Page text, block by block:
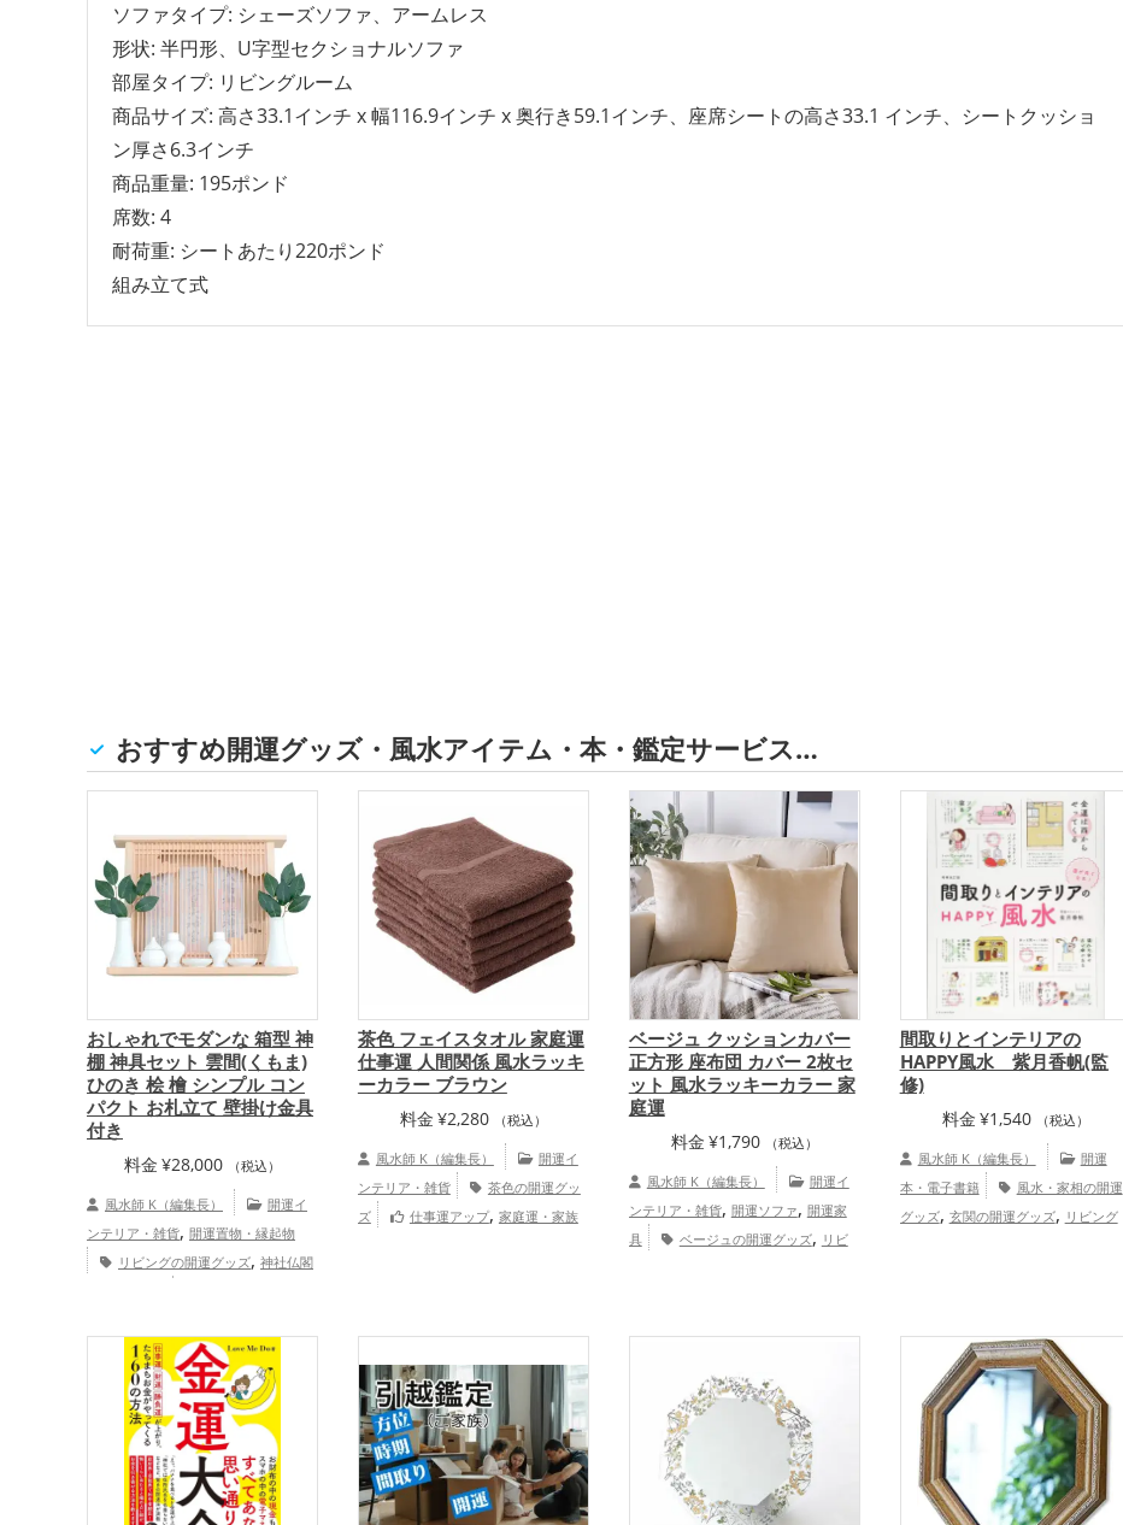
ソファタイプ: シェーズソファ、アームレス
形状: 半円形、U字型セクショナルソファ
部屋タイプ: リビングルーム
商品サイズ: 高さ33.1インチ x 幅116.9インチ x 奥行き59.1インチ、座席シートの高さ33.1 インチ、シートクッショ
ン厚さ6.3インチ
商品重量: 195ポンド
席数: 4
耐荷重: シートあたり220ポンド
組み立て式
おすすめ開運グッズ・風水アイテム・本・鑑定サービス…
おしゃれでモダンな 箱型 神
棚 神具セット 雲間(くもま)
ひのき 桧 檜 シンプル コン
パクト お札立て 壁掛け金具
付き
料金 ¥28,000 （税込）
風水師 K（編集長）
開運イ
ンテリア・雑貨, 開運置物・縁起物
リビングの開運グッズ, 神社仏閣
茶色 フェイスタオル 家庭運
仕事運 人間関係 風水ラッキ
ーカラー ブラウン
料金 ¥2,280 （税込）
風水師 K（編集長）
開運イ
ンテリア・雑貨
茶色の開運グッ
ズ
仕事運アップ, 家庭運・家族
ベージュ クッションカバー
正方形 座布団 カバー 2枚セ
ット 風水ラッキーカラー 家
庭運
料金 ¥1,790 （税込）
風水師 K（編集長）
開運イ
ンテリア・雑貨, 開運ソファ, 開運家
具
ベージュの開運グッズ, リビ
間取りとインテリアの
HAPPY風水 紫月香帆(監
修)
料金 ¥1,540 （税込）
風水師 K（編集長）
開運
本・電子書籍
風水・家相の開運
グッズ, 玄関の開運グッズ, リビング
,
総合運・全体運アップ